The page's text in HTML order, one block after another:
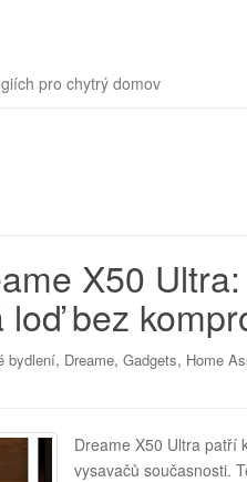
pro chytrý domov
X50 Ultra:
bez
bydlení, Dreame, Gadgets, Home
Dreame X50 Ultra patří
vysavačů současnosti.